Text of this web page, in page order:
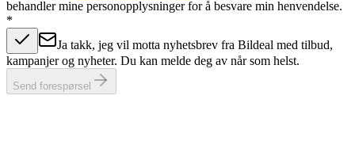
behandler mine personopplysninger for å besvare min henvendelse.
*
Ja takk, jeg vil motta nyhetsbrev fra Bildeal med tilbud,
kampanjer og nyheter. Du kan melde deg av når som helst.
Send forespørsel